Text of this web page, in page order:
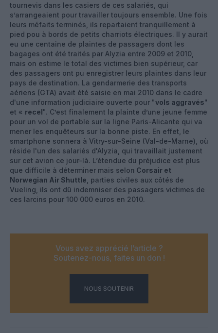
tournevis dans les casiers de ces salariés, qui
s’arrangeaient pour travailler toujours ensemble. Une fois
leurs méfaits terminés, ils repartaient tranquillement à
pied pou à bords de petits charriots électriques. Il y aurait
eu une centaine de plaintes de passagers dont les
bagages ont été traités par Alyzia entre 2009 et 2010,
mais on estime le total des victimes bien supérieur, car
des passagers ont pu enregistrer leurs plaintes dans leur
pays de destination. La gendarmerie des transports
aériens (GTA) avait été saisie en mai 2010 dans le cadre
d'une information judiciaire ouverte pour "vols aggravés"
et « recel". C’est finalement la plainte d’une jeune femme
pour un vol de portable sur la ligne Paris-Alicante qui va
mener les enquêteurs sur la bonne piste. En effet, le
smartphone sonnera à Vitry-sur-Seine (Val-de-Marne), où
réside l'un des salariés d'Alyzia, qui travaillait justement
sur cet avion ce jour-là. L’étendue du préjudice est plus
que difficile à déterminer mais selon Corsair et
Norwegian Air Shuttle , parties civiles aux côtés de
Vueling, ils ont dû indemniser des passagers victimes de
ces larcins pour 100 000 euros en 2010.
Vous avez apprécié l’article ?
Soutenez-nous, faites un don !
NOUS SOUTENIR